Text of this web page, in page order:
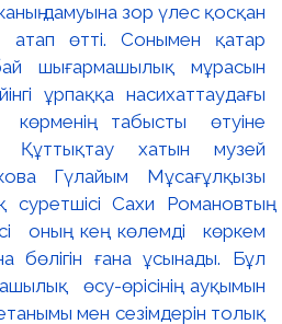
дамуына зор үлес қосқан
атап өтті. Сонымен қатар
бай шығармашылық мұрасын
ұрпаққа насихаттаудағы
көрменің табысты өтуіне
Құттықтау хатын музей
Гүлайым Мұсағұлқызы
Сахи Романовтың
оның кең көлемді көркем
бөлігін ғана ұсынады. Бұл
өсу-өрісінің ауқымын
мен сезімдерін толық